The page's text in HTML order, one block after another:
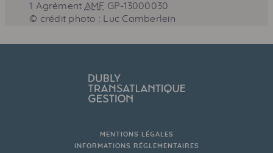
1 Agrément AMF GP-13000030
© crédit photo : Luc Camberlein
MENTIONS LÉGALES
INFORMATIONS RÉGLEMENTAIRES